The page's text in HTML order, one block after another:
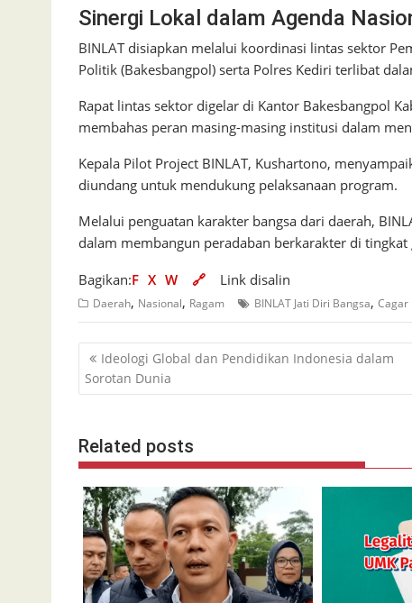
Sinergi Lokal dalam Agenda
BINLAT disiapkan melalui koordinasi lintas sektor
Politik (Bakesbangpol) serta Polres Kediri terlibat
Rapat lintas sektor digelar di Kantor Bakesbangpol
membahas peran masing-masing institusi dalam
Kepala Pilot Project BINLAT, Kushartono,
diundang untuk mendukung pelaksanaan program.
Melalui penguatan karakter bangsa dari daerah,
dalam membangun peradaban berkarakter di
Bagikan:F X W 🔗 Link disalin
Daerah, Nasional, Ragam BINLAT Jati Diri Bangsa, Cagar
Navigasi
pos
Ideologi Global dan Pendidikan Indonesia dalam
Sorotan Dunia
Related posts